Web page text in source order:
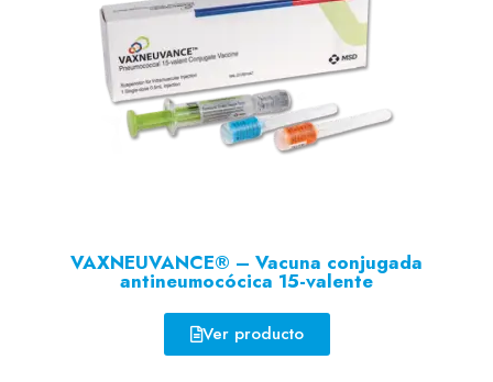
VAXNEUVANCE® – Vacuna conjugada
antineumocócica 15-valente
Ver producto